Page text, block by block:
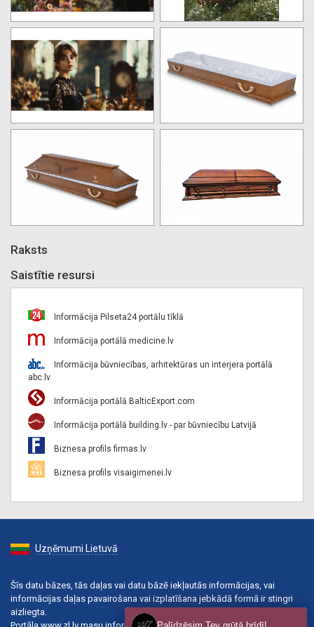
Raksts
Saistītie resursi
Informācija Pilseta24 portālu tīklā
Informācija portālā medicine.lv
Informācija būvniecības, arhitektūras un interjera portālā
abc.lv
Informācija portālā BalticExport.com
Informācija portālā building.lv - par būvniecību Latvijā
Biznesa profils firmas.lv
Biznesa profils visaigimenei.lv
Uzņēmumi Lietuvā
Šīs datu bāzes, tās daļas vai datu bāzē iekļautās informācijas, vai
informācijas daļas pavairošana vai izplatīšana jebkādā formā ir stingri
aizliegta.